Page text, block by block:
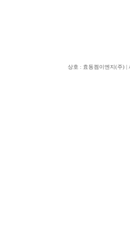
상호 : 효동켐이엔지(주) |